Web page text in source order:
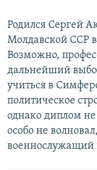
Родился Сергей
Молдавской ССР
Возможно,
дальнейший
учиться в
политическое
однако диплом
особо не
военнослужащий